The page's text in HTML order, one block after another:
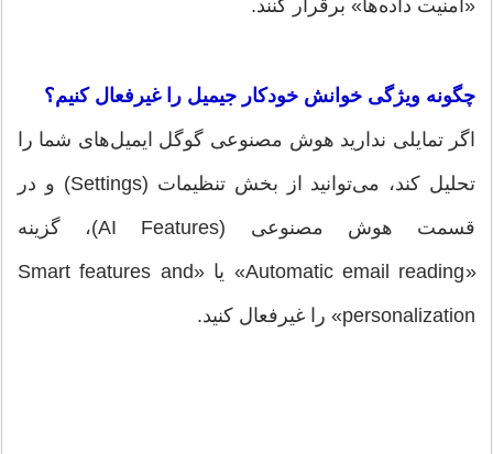
«امنیت داده‌ها» برقرار کنند.
چگونه ویژگی خوانش خودکار جیمیل را غیرفعال کنیم؟
اگر تمایلی ندارید هوش مصنوعی گوگل ایمیل‌های شما را
تحلیل کند، می‌توانید از بخش تنظیمات (Settings) و در
قسمت هوش مصنوعی (AI Features)، گزینه
«Automatic email reading» یا «Smart features and
personalization» را غیرفعال کنید.